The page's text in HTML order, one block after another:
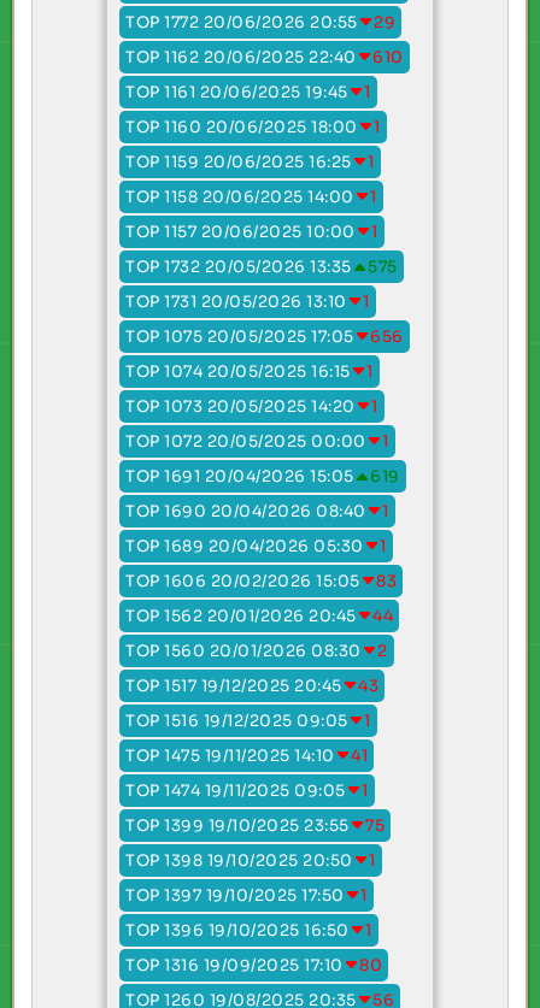
TOP 1772 20/06/2026 20:55
29
TOP 1162 20/06/2025 22:40
610
TOP 1161 20/06/2025 19:45
1
TOP 1160 20/06/2025 18:00
1
TOP 1159 20/06/2025 16:25
1
TOP 1158 20/06/2025 14:00
1
TOP 1157 20/06/2025 10:00
1
TOP 1732 20/05/2026 13:35
575
TOP 1731 20/05/2026 13:10
1
TOP 1075 20/05/2025 17:05
656
TOP 1074 20/05/2025 16:15
1
TOP 1073 20/05/2025 14:20
1
TOP 1072 20/05/2025 00:00
1
TOP 1691 20/04/2026 15:05
619
TOP 1690 20/04/2026 08:40
1
TOP 1689 20/04/2026 05:30
1
TOP 1606 20/02/2026 15:05
83
TOP 1562 20/01/2026 20:45
44
TOP 1560 20/01/2026 08:30
2
TOP 1517 19/12/2025 20:45
43
TOP 1516 19/12/2025 09:05
1
TOP 1475 19/11/2025 14:10
41
TOP 1474 19/11/2025 09:05
1
TOP 1399 19/10/2025 23:55
75
TOP 1398 19/10/2025 20:50
1
TOP 1397 19/10/2025 17:50
1
TOP 1396 19/10/2025 16:50
1
TOP 1316 19/09/2025 17:10
80
TOP 1260 19/08/2025 20:35
56